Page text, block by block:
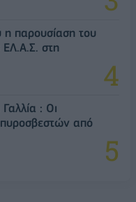
η παρουσίαση του
ΕΛ.Α.Σ. στη
: Οι
πυροσβεστών από